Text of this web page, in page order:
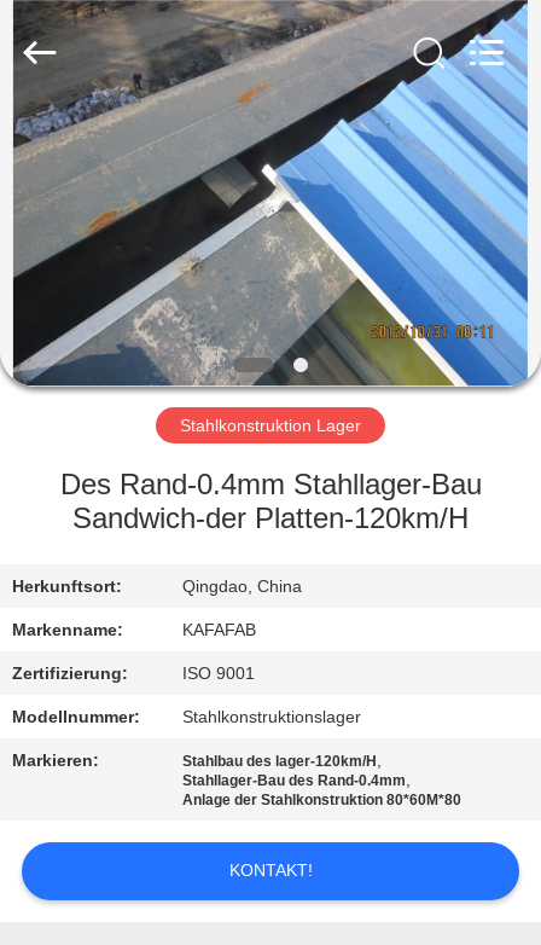
ZU
HAUSE
PRODUKTE
VIDEOS
VR
ÜBER
WERKSBESICHTIGUNG
QUALITÄTSKONTROLLE
KONTAKT
NEUIGKEITEN
Fabrication
Co.,
Ltd..
Stahlkonstruktion Lager
Des Rand-0.4mm Stahllager-Bau
Sandwich-der Platten-120km/H
Herkunftsort: Qingdao, China
Markenname: KAFAFAB
Zertifizierung: ISO 9001
Modellnummer: Stahlkonstruktionslager
Markieren: Stahlbau des lager-120km/H ,
Stahllager-Bau des Rand-0.4mm,
Anlage der Stahlkonstruktion 80*60M*80
KONTAKT!